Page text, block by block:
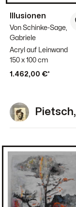
Illusionen
Von Schinke-Sage,
Gabriele
Acryl auf Leinwand
150 x 100 cm
1.462,00 €*